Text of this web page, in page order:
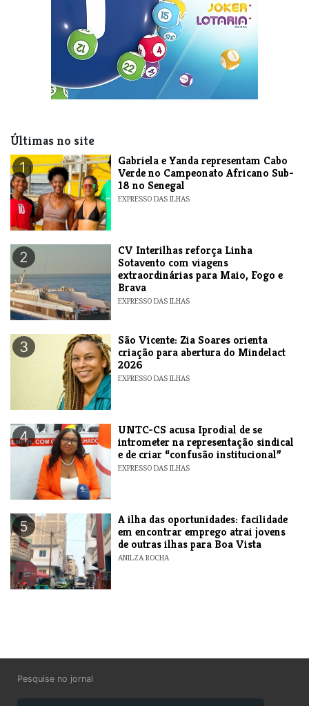
Últimas no site
1
Gabriela e Yanda representam Cabo
Verde no Campeonato Africano Sub-
18 no Senegal
EXPRESSO DAS ILHAS
2
​CV Interilhas reforça Linha
Sotavento com viagens
extraordinárias para Maio, Fogo e
Brava
EXPRESSO DAS ILHAS
3
São Vicente: Zia Soares orienta
criação para abertura do Mindelact
2026
EXPRESSO DAS ILHAS
4
UNTC-CS acusa Iprodial de se
intrometer na representação sindical
e de criar “confusão institucional”
EXPRESSO DAS ILHAS
5
A ilha das oportunidades: facilidade
em encontrar emprego atrai jovens
de outras ilhas para Boa Vista
ANILZA ROCHA
Pesquise no jornal